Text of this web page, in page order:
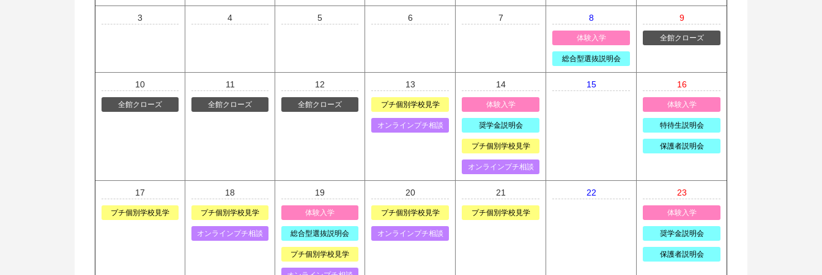
3 4 5 6 7 8
体験入学
総合型選抜説明会
9
全館クローズ
10
全館クローズ
11
全館クローズ
12
全館クローズ
13
プチ個別学校見学
オンラインプチ相談
14
体験入学
奨学金説明会
プチ個別学校見学
オンラインプチ相談
15 16
体験入学
特待生説明会
保護者説明会
17
プチ個別学校見学
18
プチ個別学校見学
オンラインプチ相談
19
体験入学
総合型選抜説明会
プチ個別学校見学
20
プチ個別学校見学
オンラインプチ相談
21
プチ個別学校見学
22 23
体験入学
奨学金説明会
保護者説明会